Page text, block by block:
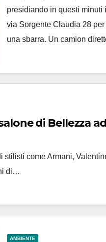
presidiando in questi
via Sorgente Claudia 28
una sbarra. Un camion
di Bellezza
come Armani,
di…
AMBIENTE